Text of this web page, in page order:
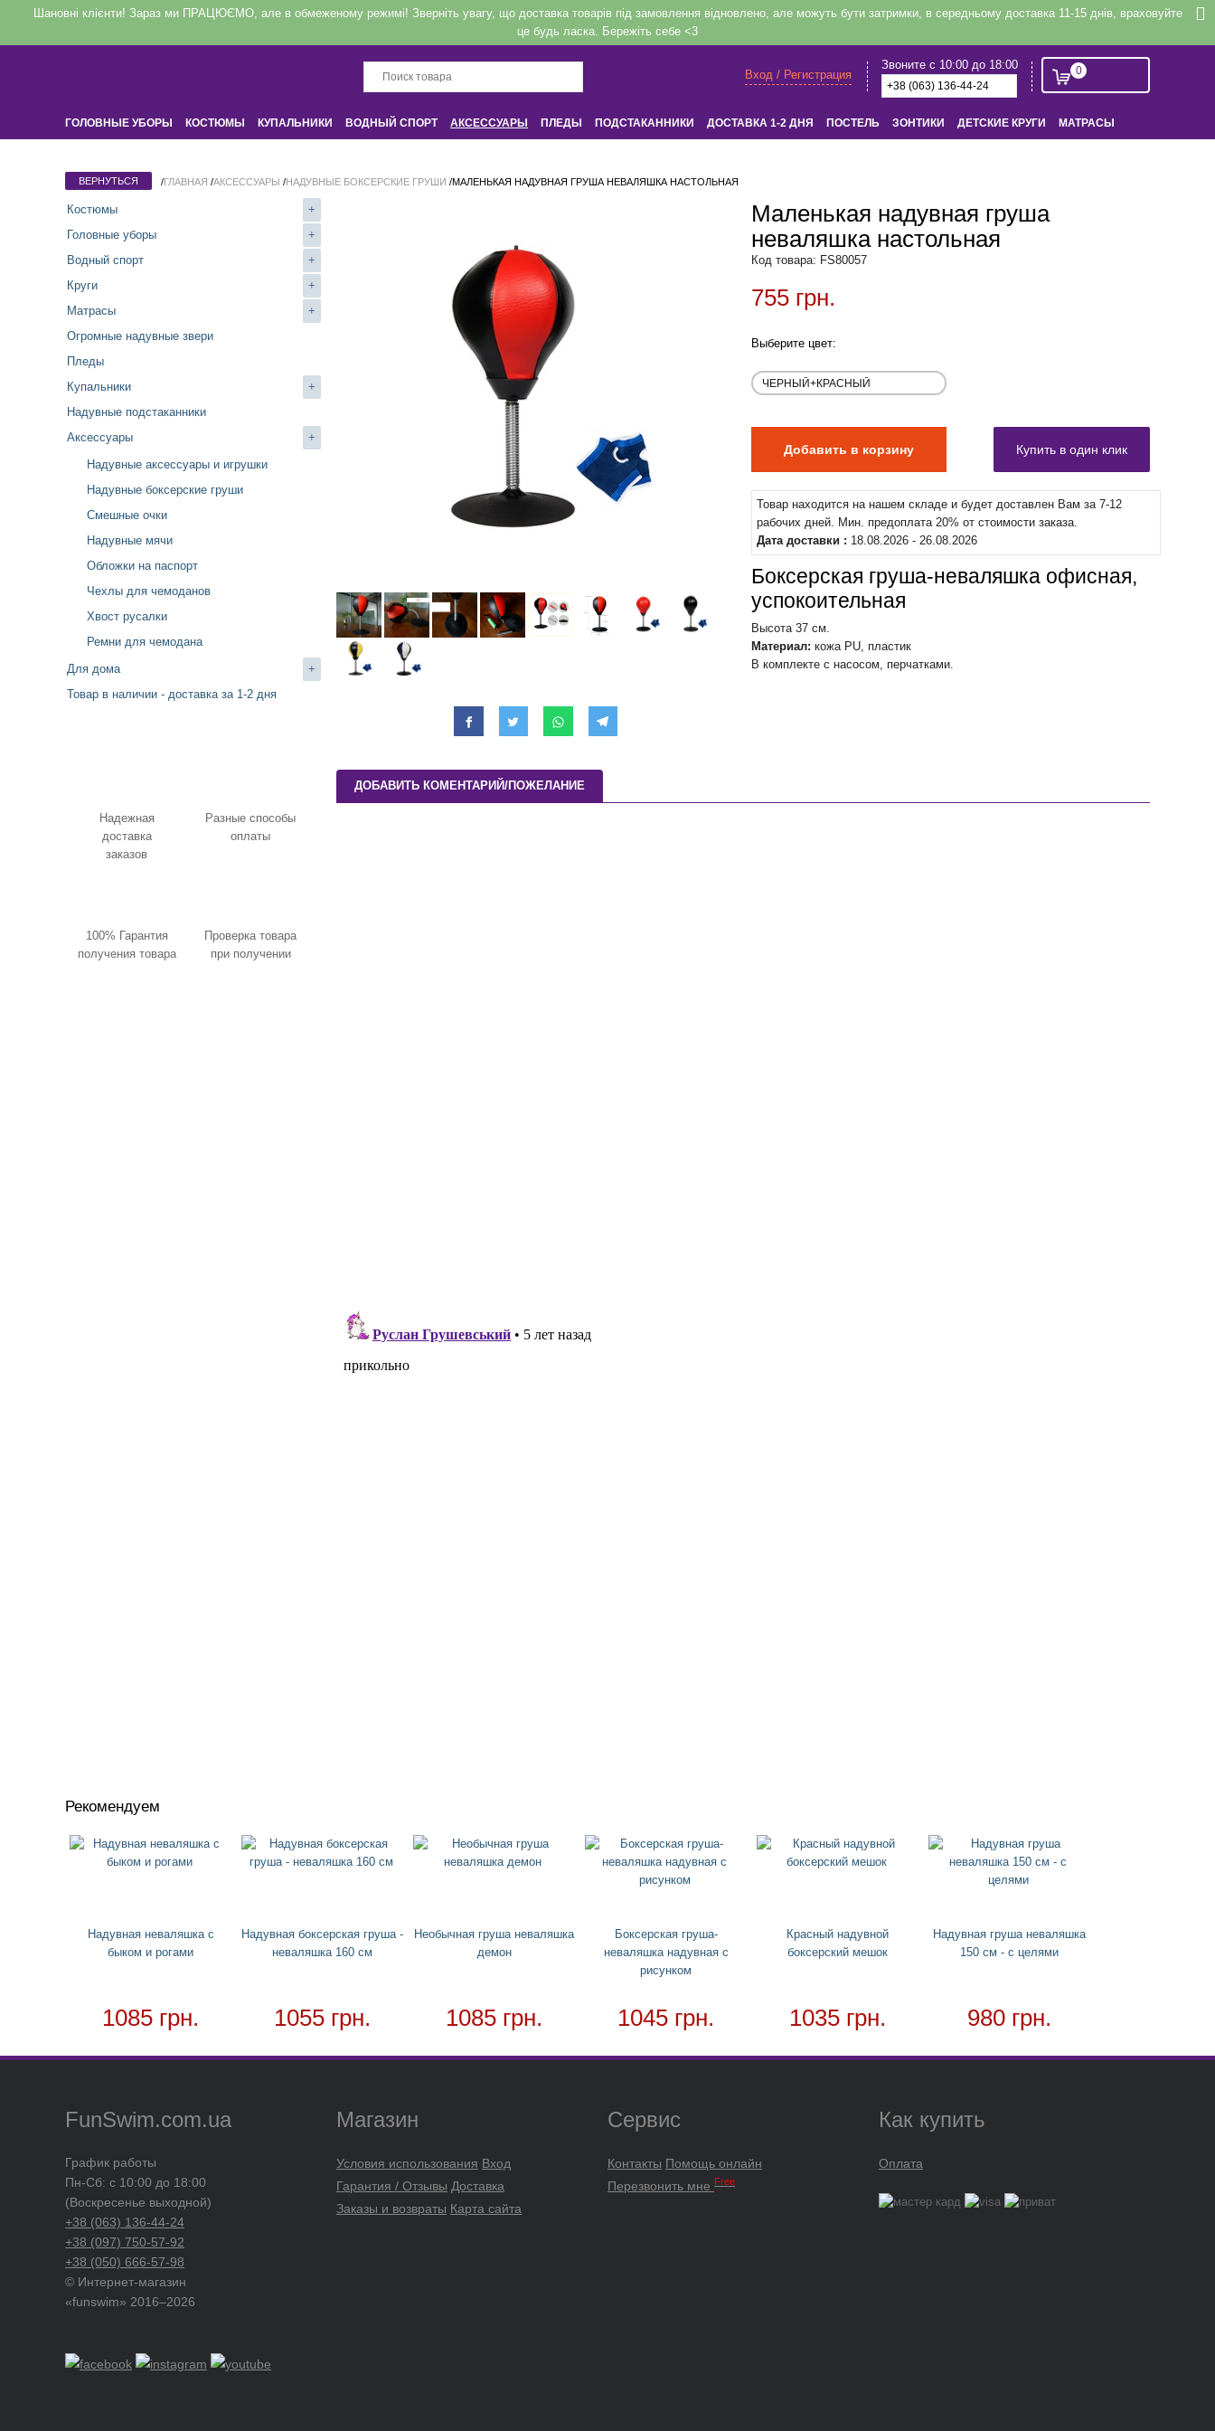
Шановні клієнти! Зараз ми ПРАЦЮЄМО, але в обмеженому режимі! Зверніть увагу, що доставка товарів під замовлення відновлено, але можуть бути затримки, в середньому доставка 11-15 днів, враховуйте
це будь ласка. Бережіть себе <3
0
Звоните с 10:00 до 18:00
Вход / Регистрация
ГОЛОВНЫЕ УБОРЫ КОСТЮМЫ КУПАЛЬНИКИ ВОДНЫЙ СПОРТ АКСЕССУАРЫ ПЛЕДЫ ПОДСТАКАННИКИ ДОСТАВКА 1-2 ДНЯ ПОСТЕЛЬ ЗОНТИКИ ДЕТСКИЕ КРУГИ МАТРАСЫ
/ГЛАВНАЯ /АКСЕССУАРЫ /НАДУВНЫЕ БОКСЕРСКИЕ ГРУШИ /МАЛЕНЬКАЯ НАДУВНАЯ ГРУША НЕВАЛЯШКА НАСТОЛЬНАЯ
Маленькая надувная груша
неваляшка настольная
Код товара: FS80057
755 грн.
Выберите цвет:
Товар находится на нашем складе и будет доставлен Вам за 7-12
рабочих дней. Мин. предоплата 20% от стоимости заказа.
Дата доставки : 18.08.2026 - 26.08.2026
Боксерская груша-неваляшка офисная,
успокоительная
Высота 37 см.
Материал: кожа PU, пластик
В комплекте с насосом, перчатками.
ДОБАВИТЬ КОМЕНТАРИЙ/ПОЖЕЛАНИЕ
Костюмы
+
Головные уборы
+
Водный спорт
+
Круги
+
Матрасы
+
Огромные надувные звери
Пледы
Купальники
+
Надувные подстаканники
Аксессуары
+
Надувные аксессуары и игрушки
Надувные боксерские груши
Cмешные очки
Надувные мячи
Обложки на паспорт
Чехлы для чемоданов
Хвост русалки
Ремни для чемодана
Для дома
+
Товар в наличии - доставка за 1-2 дня
Надежная
доставка
заказов
Разные способы
оплаты
100% Гарантия
получения товара
Проверка товара
при получении
Рекомендуем
Надувная неваляшка с
быком и рогами
1085 грн.
Надувная боксерская груша -
неваляшка 160 см
1055 грн.
Необычная груша неваляшка
демон
1085 грн.
Боксерская груша-
неваляшка надувная с
рисунком
1045 грн.
Красный надувной
боксерский мешок
1035 грн.
Надувная груша неваляшка
150 см - с целями
980 грн.
FunSwim.com.ua
График работы
Пн-Сб: с 10:00 до 18:00
(Воскресенье выходной)
+38 (063) 136-44-24
+38 (097) 750-57-92
+38 (050) 666-57-98
© Интернет-магазин
«funswim» 2016–2026
Магазин
Условия использования Вход
Гарантия / Отзывы Доставка
Заказы и возвраты Карта сайта
Сервис
Контакты Помощь онлайн
Перезвонить мне Free
Как купить
Оплата
Вход
Регистрация или авторизация